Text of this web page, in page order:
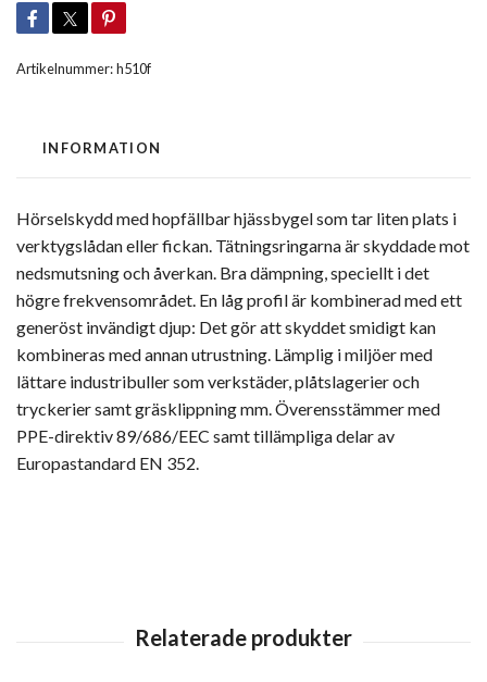
Artikelnummer:h510f
INFORMATION
Hörselskydd med hopfällbar hjässbygel som tar liten plats i
verktygslådan eller fickan. Tätningsringarna är skyddade mot
nedsmutsning och åverkan. Bra dämpning, speciellt i det
högre frekvensområdet. En låg profil är kombinerad med ett
generöst invändigt djup: Det gör att skyddet smidigt kan
kombineras med annan utrustning. Lämplig i miljöer med
lättare industribuller som verkstäder, plåtslagerier och
tryckerier samt gräsklippning mm. Överensstämmer med
PPE-direktiv 89/686/EEC samt tillämpliga delar av
Europastandard EN 352.